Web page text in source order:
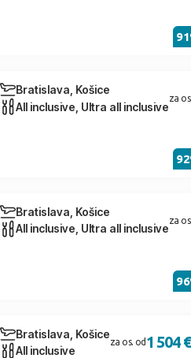
Bratislava, Košice
All inclusive, Ultra all inclusive
za
Bratislava, Košice
All inclusive, Ultra all inclusive
za
Bratislava, Košice
All inclusive
za os. od 1 504 €